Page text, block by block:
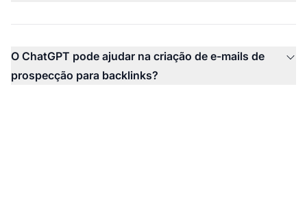
O ChatGPT pode ajudar na criação de e-mails de
prospecção para backlinks?